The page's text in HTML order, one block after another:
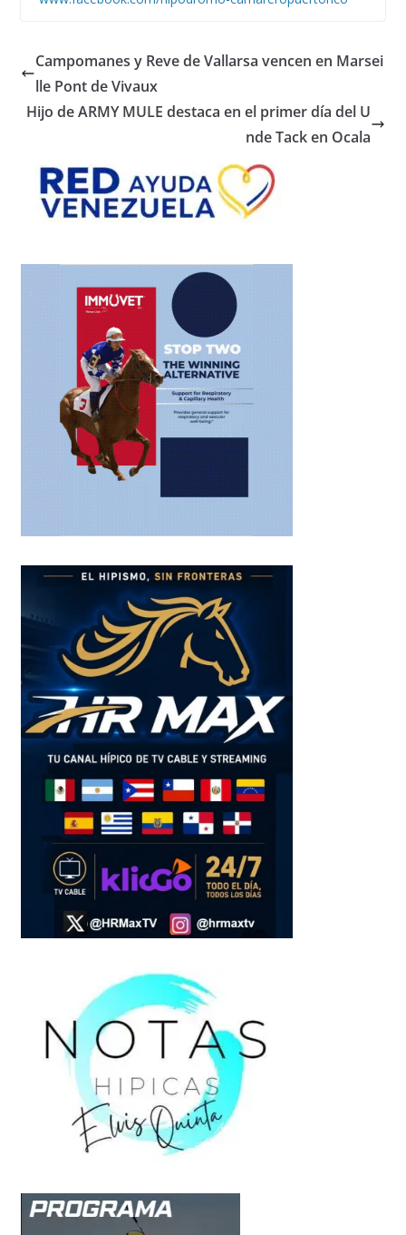
Campomanes y Reve de Vallarsa vencen en Marsei
lle Pont de Vivaux
Hijo de ARMY MULE destaca en el primer día del U
nde Tack en Ocala